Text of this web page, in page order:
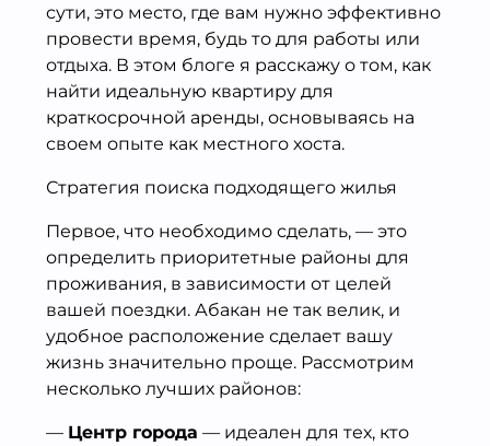
сути, это место, где вам нужно эффективно
провести время, будь то для работы или
отдыха. В этом блоге я расскажу о том, как
найти идеальную квартиру для
краткосрочной аренды, основываясь на
своем опыте как местного хоста.
Стратегия поиска подходящего жилья
Первое, что необходимо сделать, — это
определить приоритетные районы для
проживания, в зависимости от целей
вашей поездки. Абакан не так велик, и
удобное расположение сделает вашу
жизнь значительно проще. Рассмотрим
несколько лучших районов:
— Центр города — идеален для тех, кто